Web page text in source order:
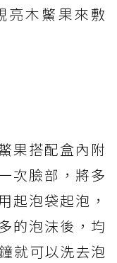
亮木鱉果來敷
果搭配盒內附
次臉部，將多
起泡袋起泡，
的泡沫後，均
就可以洗去泡